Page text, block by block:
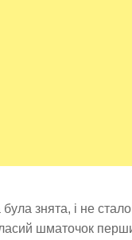
знята, і не
ласий шматочок